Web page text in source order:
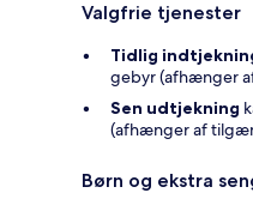
Valgfrie tjenester
Tidlig
gebyr (afhænger
Sen udtjekning
(afhænger af
Børn og ekstra